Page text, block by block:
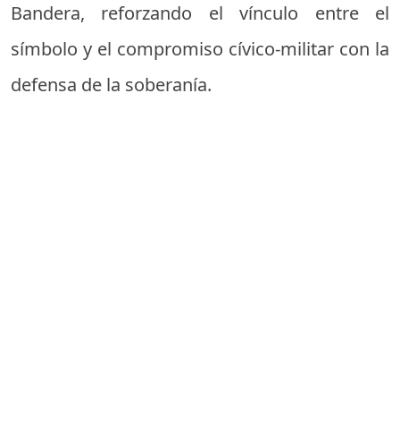
Bandera, reforzando el vínculo entre el
símbolo y el compromiso cívico-militar con la
defensa de la soberanía.